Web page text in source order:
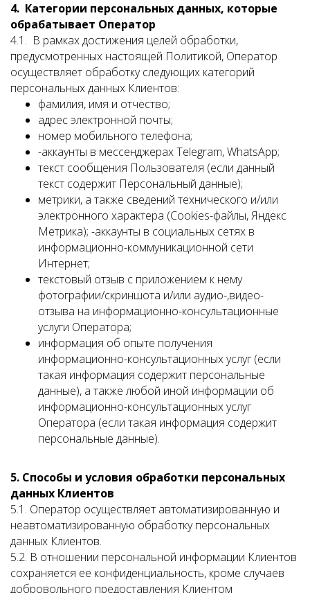
4. Категории персональных данных, которые
обрабатывает Оператор
4.1. В рамках достижения целей обработки,
предусмотренных настоящей Политикой, Оператор
осуществляет обработку следующих категорий
персональных данных Клиентов:
фамилия, имя и отчество;
адрес электронной почты;
номер мобильного телефона;
-аккаунты в мессенджерах Telegram, WhatsApp;
текст сообщения Пользователя (если данный
текст содержит Персональный данные);
метрики, а также сведений технического и/или
электронного характера (Cookies-файлы, Яндекс
Метрика); -аккаунты в социальных сетях в
информационно-коммуникационной сети
Интернет;
текстовый отзыв с приложением к нему
фотографии/скриншота и/или аудио-,видео-
отзыва на информационно-консультационные
услуги Оператора;
информация об опыте получения
информационно-консультационных услуг (если
такая информация содержит персональные
данные), а также любой иной информации об
информационно-консультационных услуг
Оператора (если такая информация содержит
персональные данные).
5. Способы и условия обработки персональных
данных Клиентов
5.1. Оператор осуществляет автоматизированную и
неавтоматизированную обработку персональных
данных Клиентов.
5.2. В отношении персональной информации Клиентов
сохраняется ее конфиденциальность, кроме случаев
добровольного предоставления Клиентом